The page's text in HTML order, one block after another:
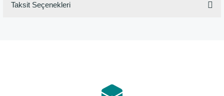
Taksit Seçenekleri